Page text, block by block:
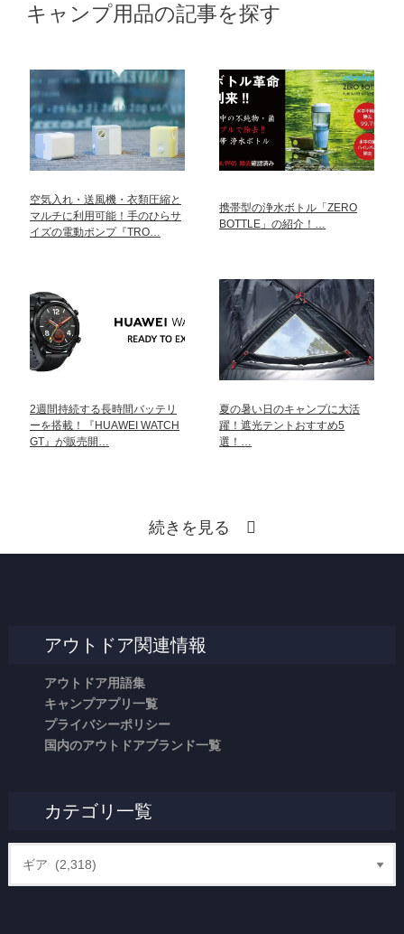
キャンプ用品の記事を探す
空気入れ・送風機・衣類圧縮と
マルチに利用可能！手のひらサ
イズの電動ポンプ『TRO…
携帯型の浄水ボトル「ZERO
BOTTLE」の紹介！…
2週間持続する長時間バッテリ
ーを搭載！『HUAWEI WATCH
GT』が販売開…
夏の暑い日のキャンプに大活
躍！遮光テントおすすめ5
選！…
続きを見る
アウトドア関連情報
アウトドア用語集
キャンプアプリ一覧
プライバシーポリシー
国内のアウトドアブランド一覧
カテゴリ一覧